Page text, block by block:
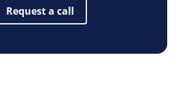
Request a call